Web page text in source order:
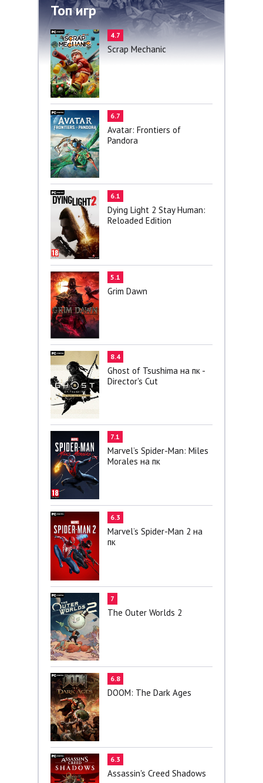
Топ игр
4.7
Scrap Mechanic
6.7
Avatar: Frontiers of
Pandora
6.1
Dying Light 2 Stay Human:
Reloaded Edition
5.1
Grim Dawn
8.4
Ghost of Tsushima на пк -
Director's Cut
7.1
Marvel’s Spider-Man: Miles
Morales на пк
6.3
Marvel’s Spider-Man 2 на
пк
7
The Outer Worlds 2
6.8
DOOM: The Dark Ages
6.3
Assassin's Creed Shadows